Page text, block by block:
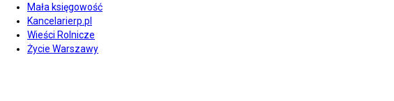
Mała księgowość
Kancelarierp.pl
Wieści Rolnicze
Życie Warszawy